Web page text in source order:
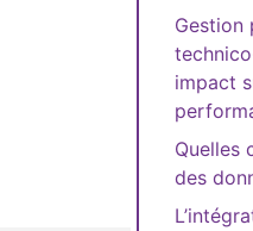
Gestion
impact
Quelles
des